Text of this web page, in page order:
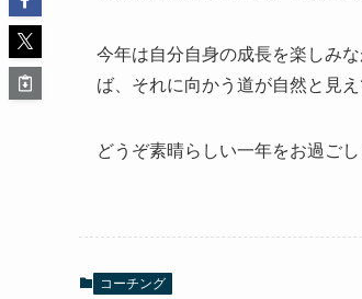
今年は自分自身の成長を楽しみ
ば、それに向かう道が自然と見え
どうぞ素晴らしい一年をお過ごし
コーチング